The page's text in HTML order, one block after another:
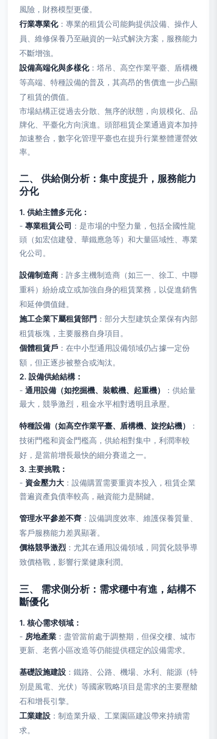
風險，財務模型更優。
行業專業化：專業的租賃公司能夠提供設備、操作人
員、維修保養乃至融資的一站式解決方案，服務能力
不斷增強。
設備高端化與多樣化：塔吊、高空作業平臺、盾構機
等高端、特種設備的普及，其高昂的售價進一步凸顯
了租賃的價值。
市場結構正從過去分散、無序的狀態，向規模化、品
牌化、平臺化方向演進。頭部租賃企業通過資本加持
加速整合，數字化管理平臺也在提升行業整體運營效
率。
二、 供給側分析：集中度提升，服務能力
分化
1. 供給主體多元化：
- 專業租賃公司 ：是市場的中堅力量，包括全國性龍
頭（如宏信建發、華鐵應急等）和大量區域性、專業
化公司。
設備制造商 ：許多主機制造商（如三一、徐工、中聯
重科）紛紛成立或加強自身的租賃業務，以促進銷售
和延伸價值鏈。
施工企業下屬租賃部門 ：部分大型建筑企業保有內部
租賃板塊，主要服務自身項目。
個體租賃戶 ：在中小型通用設備領域仍占據一定份
額，但正逐步被整合或淘汰。
2. 設備供給結構：
- 通用設備（如挖掘機、裝載機、起重機）
：供給量
最大，競爭激烈，租金水平相對透明且承壓。
特種設備（如高空作業平臺、盾構機、旋挖鉆機）
：
技術門檻和資金門檻高，供給相對集中，利潤率較
好，是當前增長最快的細分賽道之一。
3. 主要挑戰：
- 資金壓力大 ：設備購置需要重資本投入，租賃企業
普遍資產負債率較高，融資能力是關鍵。
管理水平參差不齊 ：設備調度效率、維護保養質量、
客戶服務能力差異顯著。
價格競爭激烈 ：尤其在通用設備領域，同質化競爭導
致價格戰，影響行業健康利潤。
三、 需求側分析：需求穩中有進，結構不
斷優化
1. 核心需求領域：
- 房地產業 ：盡管當前處于調整期，但保交樓、城市
更新、老舊小區改造等仍能提供穩定的設備需求。
基礎設施建設 ：鐵路、公路、機場、水利、能源（特
別是風電、光伏）等國家戰略項目是需求的主要壓艙
石和增長引擎。
工業建設 ：制造業升級、工業園區建設帶來持續需
求。